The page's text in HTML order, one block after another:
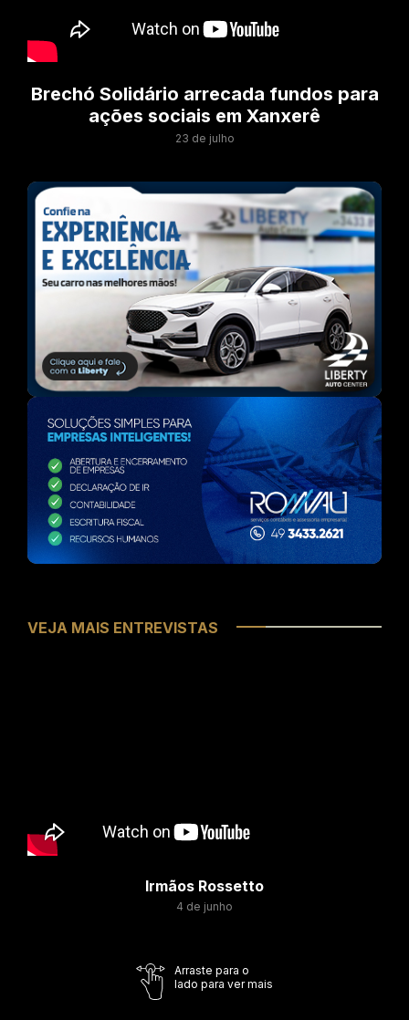
Brechó Solidário arrecada fundos para
ações sociais em Xanxerê
23 de julho
VEJA MAIS ENTREVISTAS
Irmãos Rossetto
4 de junho
Arraste para o
lado para ver mais